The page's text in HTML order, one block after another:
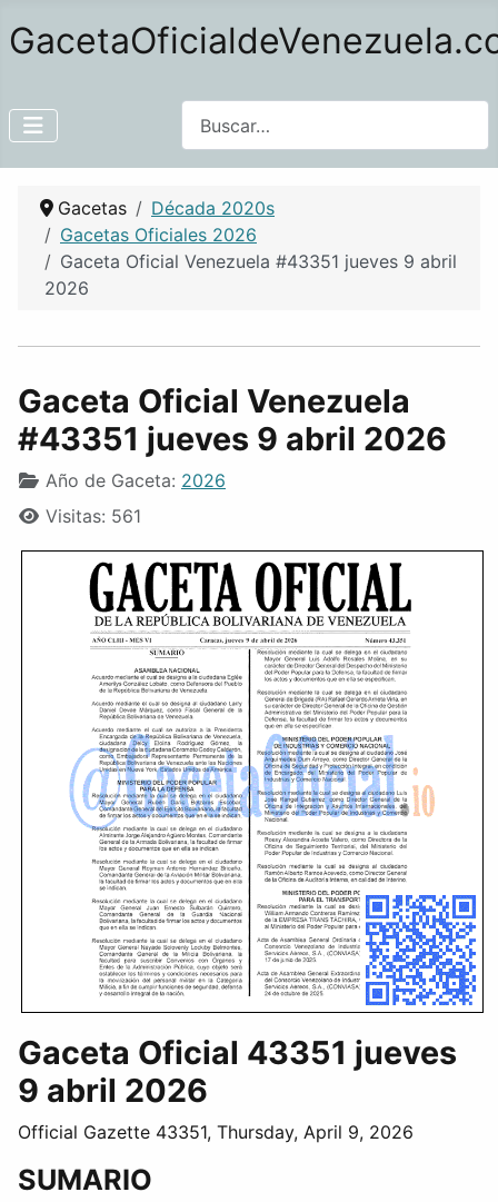
Gacetas
Década 2020s
Gacetas Oficiales 2026
Gaceta Oficial Venezuela #43351 jueves 9 abril
2026
Gaceta Oficial Venezuela
#43351 jueves 9 abril 2026
Año de Gaceta: 2026
Visitas: 561
Gaceta Oficial 43351 jueves
9 abril 2026
Official Gazette 43351, Thursday, April 9, 2026
SUMARIO